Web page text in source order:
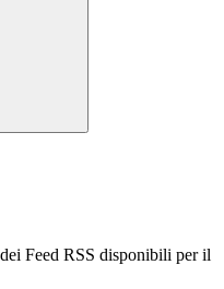
Feed RSS disponibili per il